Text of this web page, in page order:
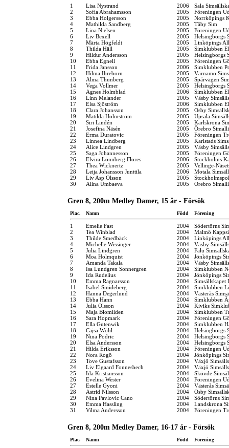
1 Lisa Nystrand 2006
Sala
2
Sofia Abrahamsson 2005
Föreningen
3
Ebba Holgersson 2005
Norrköpings
4
Mathilda Sandberg 2005
Täby Sim
5
Lina Nielsen 2005
Föreningen
6
Liv Bexell 2005
Helsingborgs
7
Märta Högfeldt 2005
Linköpings
8
Thilda Häll 2005
Simklubben
9
Hildur Andersson 2005
Helsingborgs
10
Ebba Egnell 2005
Föreningen
11
Frida Jansson 2006
Simklubben
12
Hilma Ihreborn 2005
Värnamo
13
Alma Thunberg 2005
Spårvägen
14
Vega Vollmer 2005
Helsingborgs
15
Agnes Holmblad 2006
Simklubben
16
Linn Melander 2005
Väsby
17
Elsa Sjöström 2006
Simklubben
18
Clara Johansson 2005
Osby
19
Matilda Holmström 2005
Upsala
20
Siri Lindén 2005
Karlskrona
21
Josefina Näsén 2005
Örebro
22
Erma Duratovic 2005
Föreningen
23
Linnea Lindberg 2005
Karlstads
24
Alice Lindgren 2005
Väsby
25
Saga Johannesson 2005
Föreningen
26
Elvira Lönnberg Flores 2006
Stockholms
27
Thea Wicknertz 2005
Vellinge-
28
Leija Johansson Junttila 2006
Motala
29
Liv Asp Olsson 2005
30
Alina Umbaeva 2005 Örebro
Gren 8, 200m Medley Damer, 15 år - Försök
Plac. Namn Född Förening
1 Emelie Fast 2004
Södertörns
2
Tea Winblad 2004
Malmö
3
Thilde Smedbäck 2004
Linköpings
4
Michelle Wissinger 2004
Väsby
5
Julia Lindgren 2004
Falu
6
Moa Holmquist 2004
Jönköpings
7
Amanda Takala 2004
Väsby
8
Isa Lundgren Sonnergren 2004
Simklubben
9
Ida Rudelius 2004
Jönköpings
10
Emma Ragnarsson 2004
Simsällskapet
11
Isabel Smideberg 2004
Simklubben
12
Hanna Degerlund 2004
Västerås
13
Ebba Hann 2004
Simklubben
14
Julia Olsson 2004
Kiviks
15
Maja Blomliden 2004
Simklubben
16
Sara Hopmark 2004
Föreningen
17
Ella Gutenwik 2004
Simklubben
18
Cajsa Wöhl 2004
Helsingborgs
19
Nina Podric 2004
Helsingborgs
20
Elsa Andersson 2004
Helsingborgs
21
Hilda Eriksson 2004
Föreningen
22
Nora Rogö 2004
Jönköpings
23
Tove Gustafsson 2004
Växjö
24
Liv Elgaard Fonnesbech 2004
Växjö
25
Ida Kristiansson 2004
Skövde
26
Evelina Wester 2004
Föreningen
27
Estelle Gyoni 2004
Västerås
28
Astrid Nilsson 2004
Osby
29
Nina Pavlovic Cano 2004
Södertörns
30
Emma Hassling 2004
Landskrona
31
Vilma Andersson 2004 Föreningen
Gren 8, 200m Medley Damer, 16-17 år - Försök
Plac. Namn Född Förening